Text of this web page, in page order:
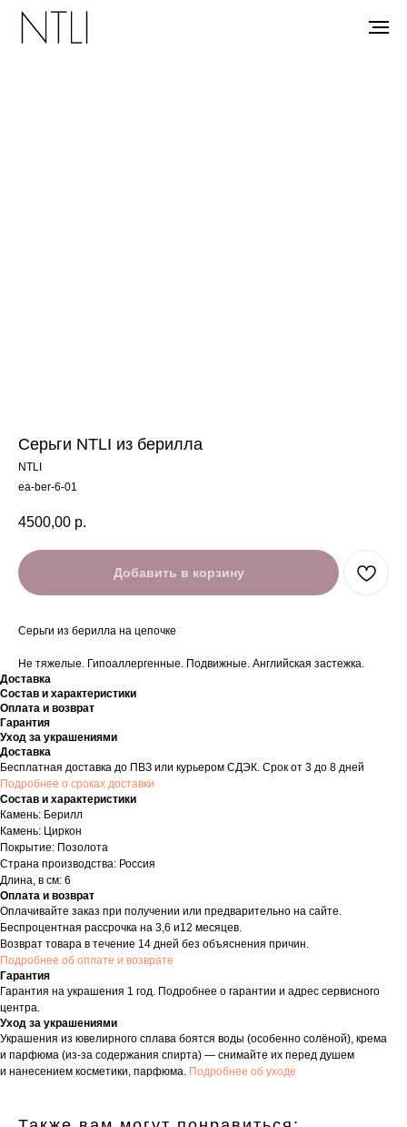
Серьги NTLI из берилла
NTLI
ea-ber-6-01
4500,00 р.
Добавить в корзину
Серьги из берилла на цепочке
Не тяжелые. Гипоаллергенные. Подвижные. Английская застежка.
Доставка
Состав и характеристики
Оплата и возврат
Гарантия
Уход за украшениями
Доставка
Бесплатная доставка до ПВЗ или курьером СДЭК. Срок от 3 до 8 дней
Подробнее о сроках доставки
Состав и характеристики
Камень: Берилл
Камень: Циркон
Покрытие: Позолота
Страна производства: Россия
Длина, в см: 6
Оплата и возврат
Оплачивайте заказ при получении или предварительно на сайте.
Беспроцентная рассрочка на 3,6 и12 месяцев.
Возврат товара в течение 14 дней без объяснения причин.
Подробнее об оплате и возврате
Гарантия
Гарантия на украшения 1 год. Подробнее о гарантии и адрес сервисного
центра.
Уход за украшениями
Украшения из ювелирного сплава боятся воды (особенно солёной), крема
и парфюма (из-за содержания спирта) — снимайте их перед душем
и нанесением косметики, парфюма. Подробнее об уходе